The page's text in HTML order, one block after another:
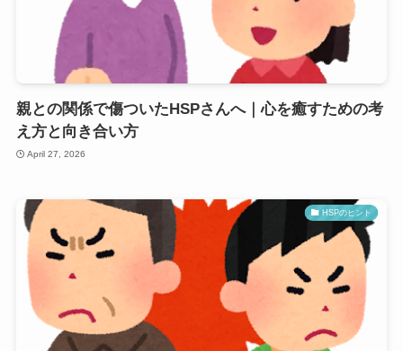
親との関係で傷ついたHSPさんへ｜心を癒すための考
え方と向き合い方
April 27, 2026
HSPのヒント